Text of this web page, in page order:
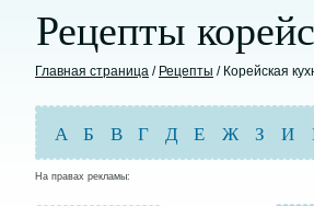
Рецепты
Главная страница / Рецепты / Корейская
А Б В Г Д Е Ж З И
На правах рекламы: